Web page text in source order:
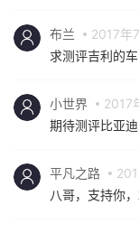
布兰
2017年
求测评吉利的
小世界
2017
期待测评比亚
平凡之路
八哥，支持你